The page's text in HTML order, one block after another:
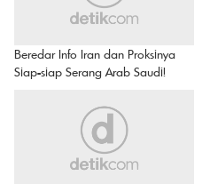
Beredar Info Iran dan Proksinya
Siap-siap Serang Arab Saudi!